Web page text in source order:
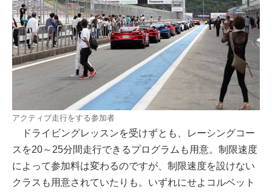
アクティブ走行をする参加者
ドライビングレッスンを受けずとも、レーシングコー
スを20～25分間走行できるプログラムも用意。制限速度
によって参加料は変わるのですが、制限速度を設けない
クラスも用意されていたりも。いずれにせよコルベット